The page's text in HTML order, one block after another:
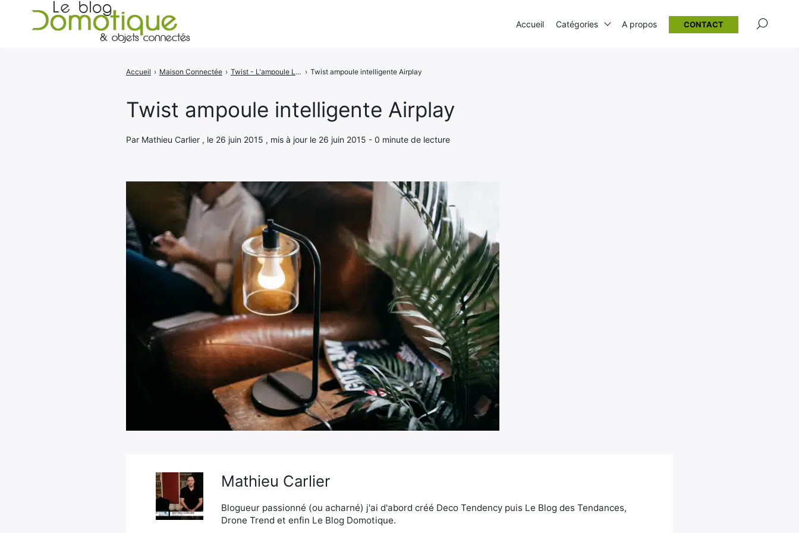
Twist ampoule intelligente Airplay
Par Mathieu Carlier , le 26 juin 2015 , mis à jour le 26 juin 2015 - 0 minute de lecture
Accueil › Maison Connectée › Twist - L'ampoule LED intelligente avec un haut-parleur contrôlé par Airplay › Twist ampoule intelligente Airplay
Mathieu Carlier
Blogueur passionné (ou acharné) j'ai d'abord créé Deco Tendency puis Le Blog des Tendances,
Drone Trend et enfin Le Blog Domotique.
Accueil Catégories A propos CONTACT
Rechercher